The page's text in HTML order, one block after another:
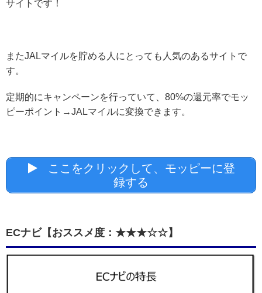
サイトです！
またJALマイルを貯める人にとっても人気のあるサイトで
す。
定期的にキャンペーンを行っていて、80%の還元率でモッ
ピーポイント→JALマイルに変換できます。
ここをクリックして、モッピーに登
録する
ECナビ【おススメ度：★★★☆☆】